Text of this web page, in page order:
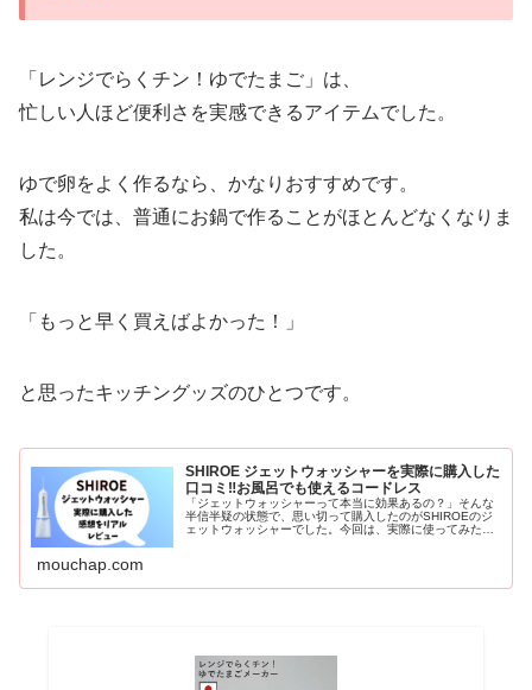
「レンジでらくチン！ゆでたまご」は、
忙しい人ほど便利さを実感できるアイテムでした。
ゆで卵をよく作るなら、かなりおすすめです。
私は今では、普通にお鍋で作ることがほとんどなくなりま
した。
「もっと早く買えばよかった！」
と思ったキッチングッズのひとつです。
SHIROE ジェットウォッシャーを実際に購入した
口コミ‼︎お風呂でも使えるコードレス
「ジェットウォッシャーって本当に効果あるの？」そんな
半信半疑の状態で、思い切って購入したのがSHIROEのジ
ェットウォッシャーでした。今回は、実際に使ってみたリ
mouchap.com